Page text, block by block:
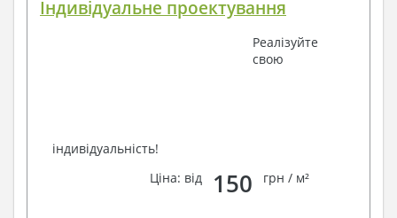
Індивідуальне проектування
Реалізуйте
свою
індивідуальність!
Ціна: від
150 грн / м²